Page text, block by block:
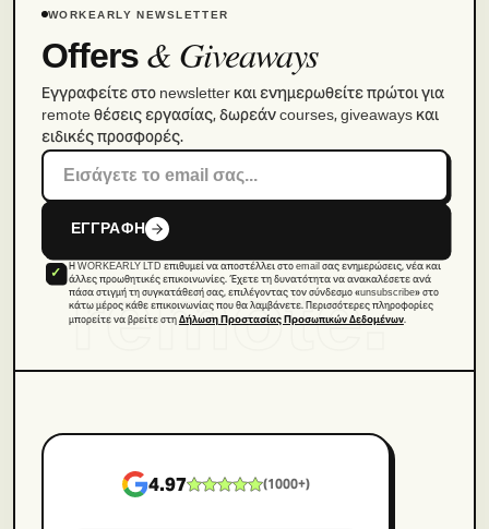
remote.
WORKEARLY NEWSLETTER
Offers& Giveaways
Εγγραφείτε στο newsletter και ενημερωθείτε πρώτοι για
remote θέσεις εργασίας, δωρεάν courses, giveaways και
ειδικές προσφορές.
ΕΓΓΡΑΦΗ
Η WORKEARLY LTD επιθυμεί να αποστέλλει στο email σας ενημερώσεις, νέα και
άλλες προωθητικές επικοινωνίες. Έχετε τη δυνατότητα να ανακαλέσετε ανά
πάσα στιγμή τη συγκατάθεσή σας, επιλέγοντας τον σύνδεσμο «unsubscribe» στο
κάτω μέρος κάθε επικοινωνίας που θα λαμβάνετε. Περισσότερες πληροφορίες
μπορείτε να βρείτε στηΔήλωση Προστασίας Προσωπικών Δεδομένων.
4.97 (1000+)